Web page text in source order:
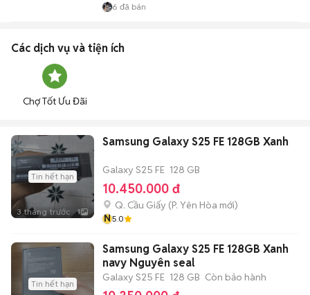
6 đã bán
Các dịch vụ và tiện ích
Chợ Tốt Ưu Đãi
Tin hết hạn
3 tháng trước 1
Samsung Galaxy S25 FE 128GB Xanh
Galaxy S25 FE 128 GB
10.450.000 đ
Q. Cầu Giấy (P. Yên Hòa mới)
N5.0
Tin hết hạn
Samsung Galaxy S25 FE 128GB Xanh
navy Nguyên seal
Galaxy S25 FE 128 GB Còn bảo hành